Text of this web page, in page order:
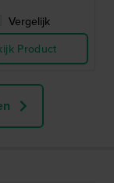
Vergelijk
Product